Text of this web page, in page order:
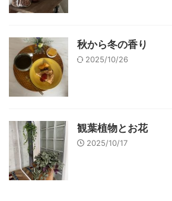
秋から冬の香り
2025/10/26
観葉植物とお花
2025/10/17